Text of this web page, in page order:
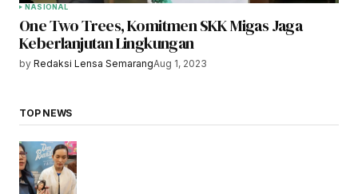
NASIONAL
One Two Trees, Komitmen SKK Migas Jaga
Keberlanjutan Lingkungan
by Redaksi Lensa SemarangAug 1, 2023
TOP NEWS